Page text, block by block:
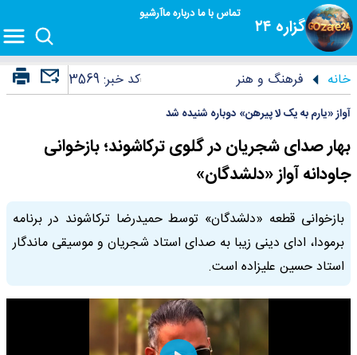
گزاره ۲۴
تماس با مادرباره ماآرشیو
خانه فرهنگ و هنر کد خبر:3569
آواز «یارم به یک لا پیرهن» دوباره شنیده شد
بهار صدای شجریان در گلوی ترکاشوند؛ بازخوانی
جاودانه آواز «دلشدگان»
بازخوانی قطعه «دلشدگان» توسط حمیدرضا ترکاشوند در برنامه
برمودا، ادای دینی زیبا به صدای استاد شجریان و موسیقی ماندگار
استاد حسین علیزاده است.